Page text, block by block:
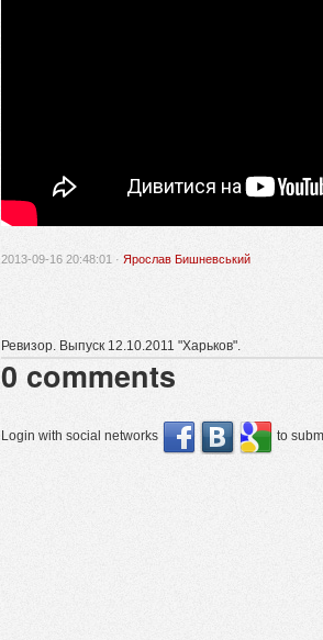
2013-09-16 20:48:01 · Ярослав Бишневський
Ревизор. Выпуск 12.10.2011 "Харьков".
0 comments
Login with social networks to